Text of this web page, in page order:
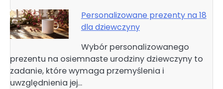
Personalizowane prezenty na 18
dla dziewczyny
Wybór personalizowanego
prezentu na osiemnaste urodziny dziewczyny to
zadanie, które wymaga przemyślenia i
uwzględnienia jej…